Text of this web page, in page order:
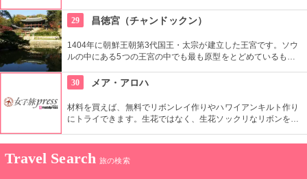
う作品や商品を見ることができます。
29 昌徳宮（チャンドックン）
1404年に朝鮮王朝第3代国王・太宗が建立した王宮です。ソウ
ルの中にある5つの王宮の中でも最も原型をとどめているもの
吉によって消失されてから再建までの270年間、王宮として使
用されました。
30 メア・アロハ
材料を買えば、無料でリボンレイ作りやハワイアンキルト作り
にトライできます。生花ではなく、生花ソックリなリボンを使
土産に持って帰れるなんて、ステキですよね。
Travel Search 旅の検索